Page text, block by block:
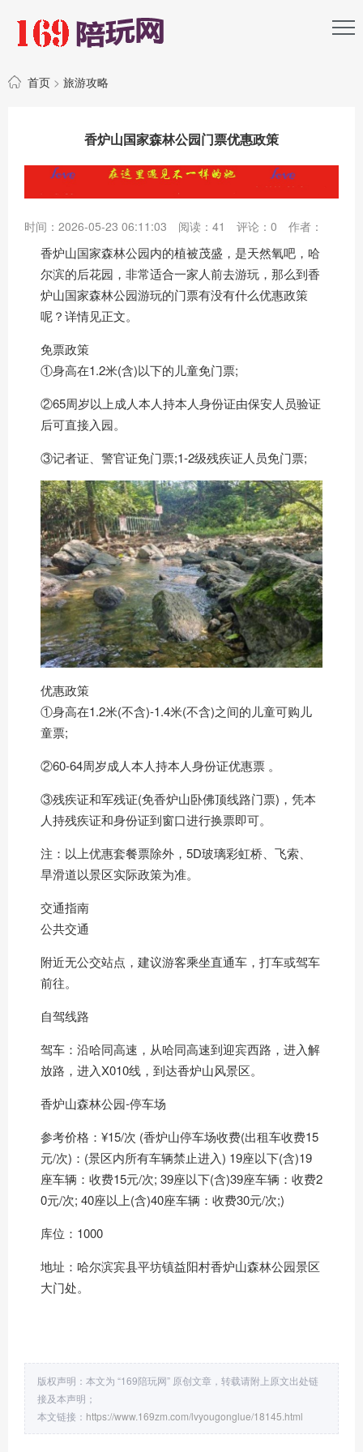
首页 > 旅游攻略
香炉山国家森林公园门票优惠政策
时间：2026-05-23 06:11:03 阅读： 41 评论： 0 作者：
香炉山国家森林公园内的植被茂盛，是天然氧吧，哈
尔滨的后花园，非常适合一家人前去游玩，那么到香
炉山国家森林公园游玩的门票有没有什么优惠政策
呢？详情见正文。
免票政策
①身高在1.2米(含)以下的儿童免门票;
②65周岁以上成人本人持本人身份证由保安人员验证
后可直接入园。
③记者证、警官证免门票;1-2级残疾证人员免门票;
优惠政策
①身高在1.2米(不含)-1.4米(不含)之间的儿童可购儿
童票;
②60-64周岁成人本人持本人身份证优惠票 。
③残疾证和军残证(免香炉山卧佛顶线路门票)，凭本
人持残疾证和身份证到窗口进行换票即可。
注：以上优惠套餐票除外，5D玻璃彩虹桥、飞索、
旱滑道以景区实际政策为准。
交通指南
公共交通
附近无公交站点，建议游客乘坐直通车，打车或驾车
前往。
自驾线路
驾车：沿哈同高速，从哈同高速到迎宾西路，进入解
放路，进入X010线，到达香炉山风景区。
香炉山森林公园-停车场
参考价格：¥15/次 (香炉山停车场收费(出租车收费15
元/次)：(景区内所有车辆禁止进入) 19座以下(含)19
座车辆：收费15元/次; 39座以下(含)39座车辆：收费2
0元/次; 40座以上(含)40座车辆：收费30元/次;)
库位：1000
地址：哈尔滨宾县平坊镇益阳村香炉山森林公园景区
大门处。
版权声明：本文为 “169陪玩网” 原创文章，转载请附上原文出处链
接及本声明；
本文链接： https://www.169zm.com/lvyougonglue/18145.html